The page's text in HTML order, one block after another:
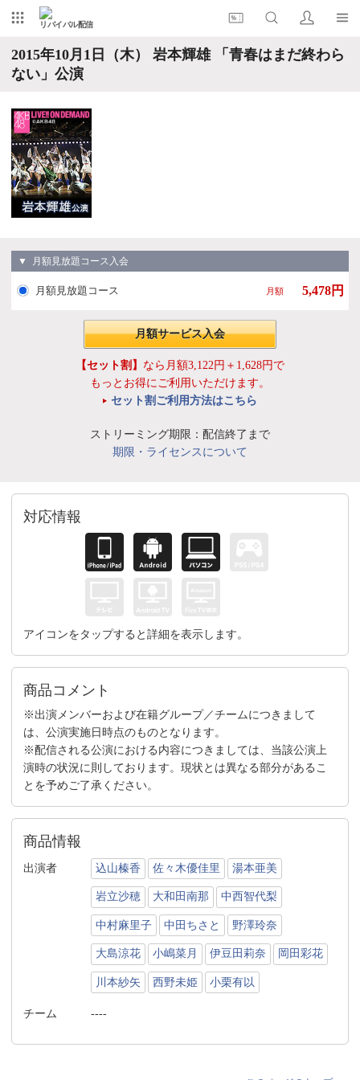
リバイバル配信
2015年10月1日（木） 岩本輝雄 「青春はまだ終わら
ない」公演
▼ 月額見放題コース入会
月額見放題コース 月額 5,478円
月額サービス入会
【セット割】 なら月額3,122円＋1,628円で
もっとお得にご利用いただけます。
セット割ご利用方法はこちら
ストリーミング期限：配信終了まで
期限・ライセンスについて
対応情報
アイコンをタップすると詳細を表示します。
商品コメント
※出演メンバーおよび在籍グループ／チームにつきまして
は、公演実施日時点のものとなります。
※配信される公演における内容につきましては、当該公演上
演時の状況に則しております。現状とは異なる部分があるこ
とを予めご了承ください。
商品情報
出演者 込山榛香 佐々木優佳里 湯本亜美
岩立沙穂 大和田南那 中西智代梨
中村麻里子 中田ちさと 野澤玲奈
大島涼花 小嶋菜月 伊豆田莉奈 岡田彩花
川本紗矢 西野未姫 小栗有以
チーム ----